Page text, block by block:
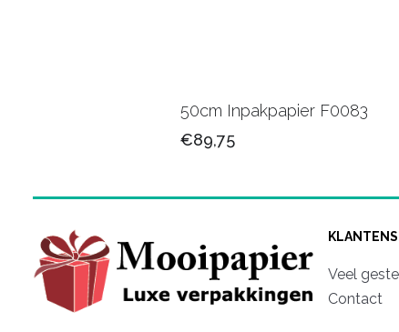
50cm Inpakpapier F0083
€89,75
Veel
Contact